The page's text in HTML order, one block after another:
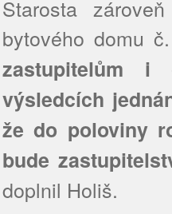
Starosta
bytového domu
zastupitelům i
výsledcích
že do poloviny
bude
doplnil Holiš.